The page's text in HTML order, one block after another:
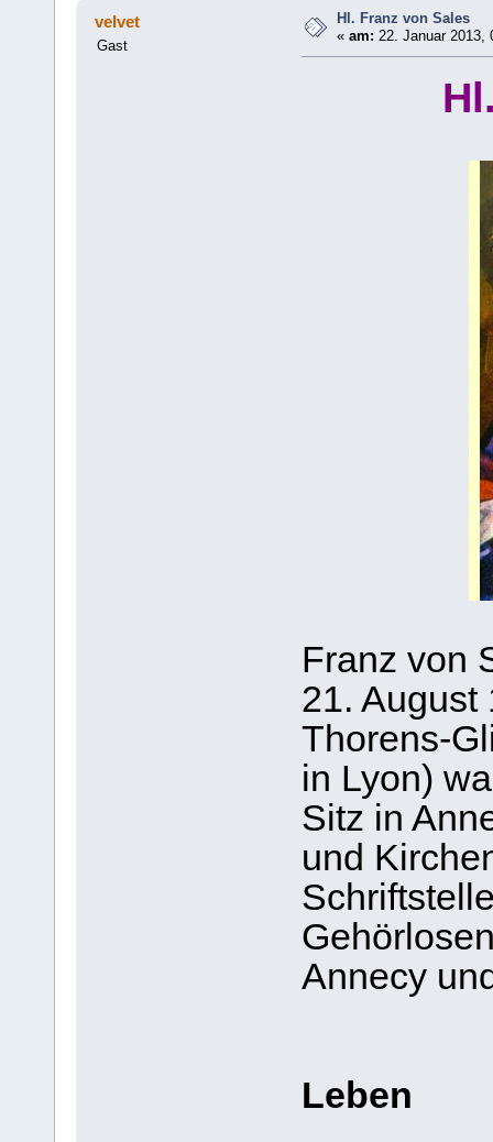
velvet
Gast
Hl. Franz von Sales
«am: 22. Januar 2013,
Franz von
21. August
Thorens-
in Lyon)
Sitz in
und
Annecy
Leben